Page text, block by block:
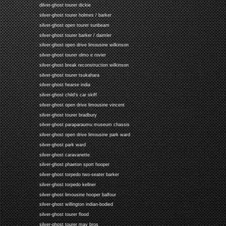
dilver-ghost tourer dickie
silver-ghost tourer holmes / barker
silver-ghost open tourer sunbeam
silver-ghost tourer barker / daimler
silver-ghost open drive limousine wilkinson
silver-ghost tourer olmo e rovier
silver-ghost break reconstruction wilkinson
silver-ghost tourer tsukahara
silver-ghost hearse india
silver-ghost child's car skiff
silver-ghost open drive limousine vincent
silver-ghost tourer bradbury
silver-ghost paraparaumu museum chassis
silver-ghost open drive limousine park ward
silver-ghost park ward
silver-ghost caravanette
silver-ghost phaeton sport hooper
silver-ghost torpedo two-seater barker
silver-ghost torpedo kellner
silver-ghost limousine hooper balfour
silver-ghost willington indian-bodied
silver-ghost tourer flood
silver-ghost tourer may bros